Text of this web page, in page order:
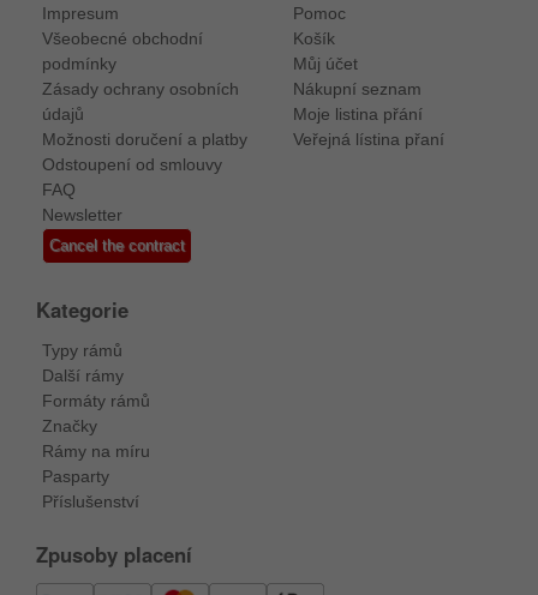
Impresum
Všeobecné obchodní
podmínky
Zásady ochrany osobních
údajů
Možnosti doručení a platby
Odstoupení od smlouvy
FAQ
Newsletter
Cancel the contract
Pomoc
Košík
Můj účet
Nákupní seznam
Moje listina přání
Veřejná lístina přaní
Kategorie
Typy rámů
Další rámy
Formáty rámů
Značky
Rámy na míru
Pasparty
Příslušenství
Zpusoby placení